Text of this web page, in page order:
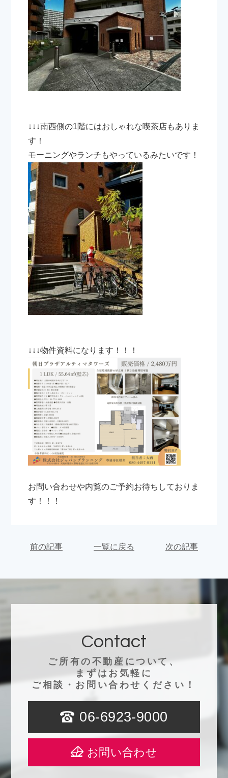
↓↓↓南西側の1階にはおしゃれな喫茶店もありま
す！
モーニングやランチもやっているみたいです！
↓↓↓物件資料になります！！！
お問い合わせや内覧のご予約お待ちしておりま
す！！！
前の記事 一覧に戻る 次の記事
Contact
ご所有の不動産について、
まずはお気軽に
ご相談・お問い合わせください！
06-6923-9000
お問い合わせ